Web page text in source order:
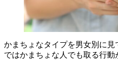
かまちょなタイプを男女別に
ではかまちょな人でも取る行動